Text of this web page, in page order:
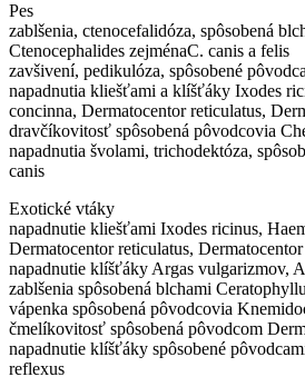
Pes
zablšenia, ctenocefalidóza, spôsobená
Ctenocephalides zejménaC. canis a felis
zavšivení, pedikulóza, spôsobené
napadnutia kliešťami a klíšťáky Ixodes
concinna, Dermatocentor reticulatus,
dravčíkovitosť spôsobená pôvodcovia
napadnutia švolami, trichodektóza,
canis
Exotické vtáky
napadnutie kliešťami Ixodes ricinus,
Dermatocentor reticulatus,
napadnutie klíšťáky Argas vulgarizmov,
zablšenia spôsobená blchami
vápenka spôsobená pôvodcovia
čmelíkovitosť spôsobená pôvodcom
napadnutie klíšťáky spôsobené
reflexus